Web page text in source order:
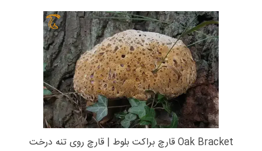
Oak Bracket قارچ براکت بلوط | قارچ روی تنه درخت